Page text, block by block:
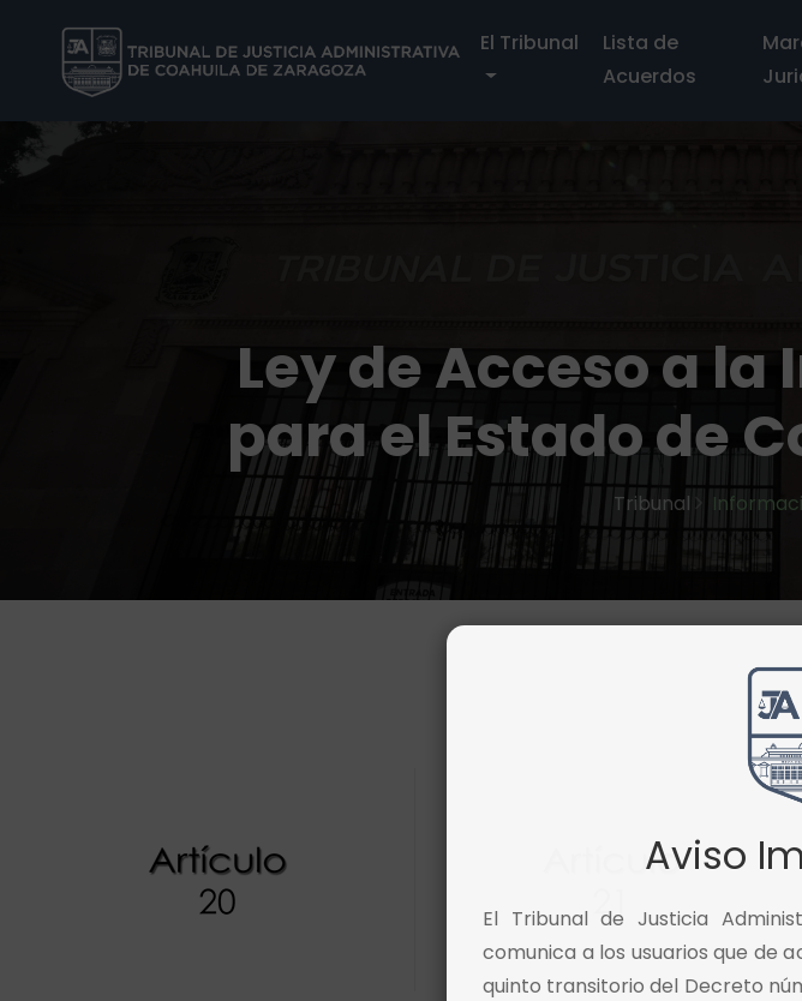
El Tribunal
Lista de
Acuerdos
Aviso
El Tribunal de Justicia
comunica a los usuarios que de
quinto transitorio del Decreto
Ley de Acceso a
para el Estado de
Tribunal